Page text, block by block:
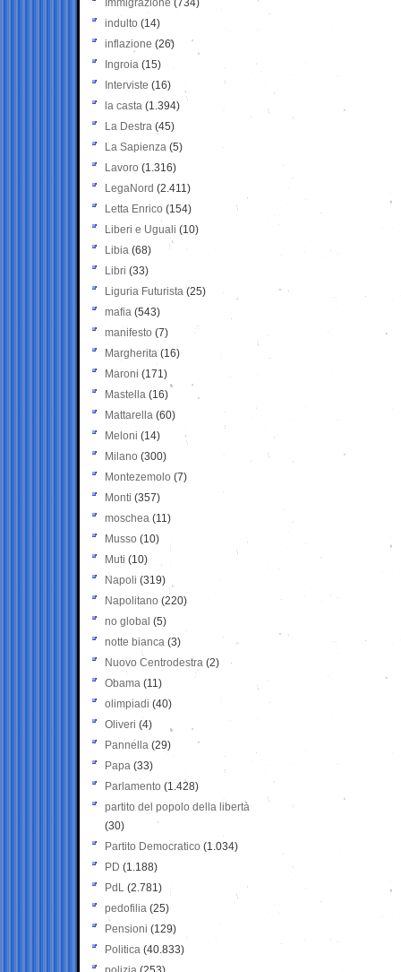
Immigrazione (734)
indulto (14)
inflazione (26)
Ingroia (15)
Interviste (16)
la casta (1.394)
La Destra (45)
La Sapienza (5)
Lavoro (1.316)
LegaNord (2.411)
Letta Enrico (154)
Liberi e Uguali (10)
Libia (68)
Libri (33)
Liguria Futurista (25)
mafia (543)
manifesto (7)
Margherita (16)
Maroni (171)
Mastella (16)
Mattarella (60)
Meloni (14)
Milano (300)
Montezemolo (7)
Monti (357)
moschea (11)
Musso (10)
Muti (10)
Napoli (319)
Napolitano (220)
no global (5)
notte bianca (3)
Nuovo Centrodestra (2)
Obama (11)
olimpiadi (40)
Oliveri (4)
Pannella (29)
Papa (33)
Parlamento (1.428)
partito del popolo della libertà
(30)
Partito Democratico (1.034)
PD (1.188)
PdL (2.781)
pedofilia (25)
Pensioni (129)
Politica (40.833)